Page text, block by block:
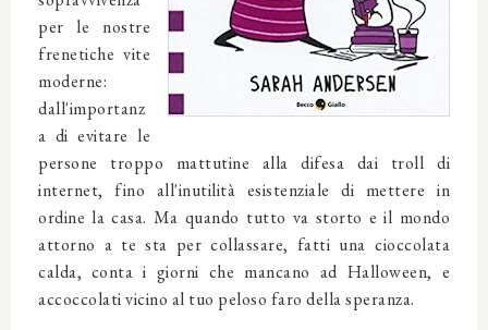
per le nostre
frenetiche vite
moderne:
dall'importanz
a di evitare le
persone troppo mattutine alla difesa dai troll di
internet, fino all'inutilità esistenziale di mettere in
ordine la casa. Ma quando tutto va storto e il mondo
attorno a te sta per collassare, fatti una cioccolata
calda, conta i giorni che mancano ad Halloween, e
accoccolati vicino al tuo peloso faro della speranza.